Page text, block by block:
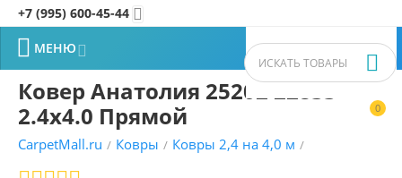
+7 (995) 600-45-44 
0


 МЕНЮ
Ковер Анатолия 25202 22833
2.4x4.0 Прямой
CarpetMall.ru / Ковры / Ковры 2,4 на 4,0 м /